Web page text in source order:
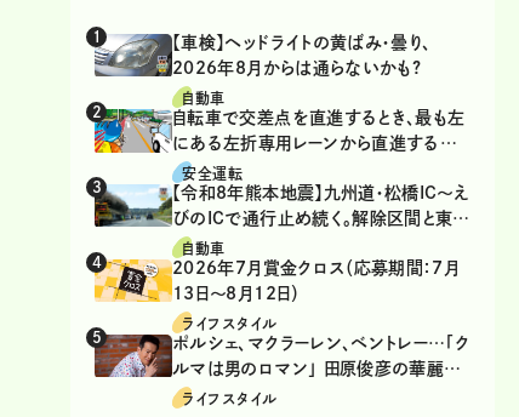
【車検】ヘッドライトの黄ばみ・曇り、
2026年8月からは通らないかも?
自動車
自転車で交差点を直進するとき、最も左
にある左折専用レーンから直進するの
は、違反？
安全運転
【令和8年熊本地震】九州道・松橋IC～え
びのICで通行止め続く。解除区間と東九
州道の迂回ルート
自動車
2026年7月賞金クロス（応募期間：7月
13日～8月12日）
ライフスタイル
ポルシェ、マクラーレン、ベントレー…「ク
ルマは男のロマン」 田原俊彦の華麗な
る愛車遍歴
ライフスタイル